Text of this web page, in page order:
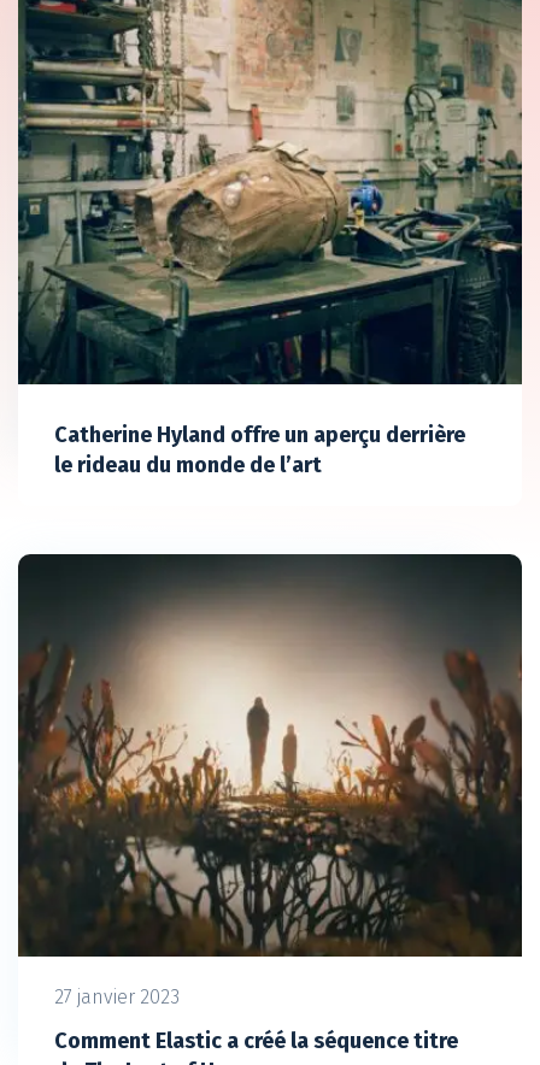
Catherine Hyland offre un aperçu derrière
le rideau du monde de l’art
27 janvier 2023
Comment Elastic a créé la séquence titre